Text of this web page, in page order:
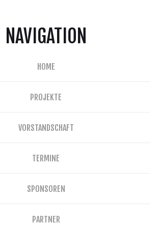
NAVIGATION
HOME
PROJEKTE
VORSTANDSCHAFT
TERMINE
SPONSOREN
PARTNER